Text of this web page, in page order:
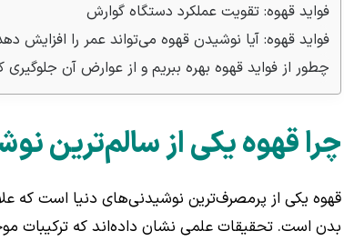
فواید قهوه: تقویت عملکرد دستگاه گوارش
فواید قهوه: آیا نوشیدن قهوه می‌تواند عمر را افزایش دهد؟
چطور از فواید قهوه بهره ببریم و از عوارض آن جلوگیری
چرا قهوه یکی از سالم‌ترین
قهوه یکی از پرمصرف‌ترین نوشیدنی‌های دنیا است که
بدن است. تحقیقات علمی نشان داده‌اند که ترکیبات